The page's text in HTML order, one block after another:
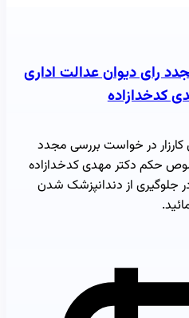
رای دیوان عدالت اداری
کدخدازاده
در خواست بررسی مجدد
حکم دکتر مهدی کدخدازاده
در جلوگیری از دندانپزشک شدن